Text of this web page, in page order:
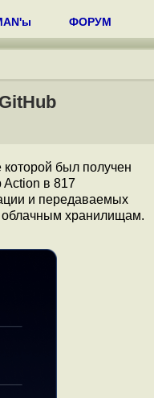
ФОРУМ
которой был получен
Action в 817
и передаваемых
облачным хранилищам.